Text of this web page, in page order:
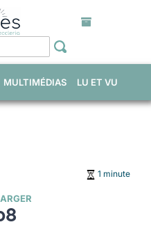
MULTIMÉDIAS LU ET VU
1 minute